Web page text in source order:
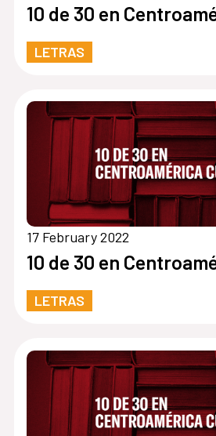
10 de 30 en
LETRAS
17 February 2022
10 de 30 en
LETRAS